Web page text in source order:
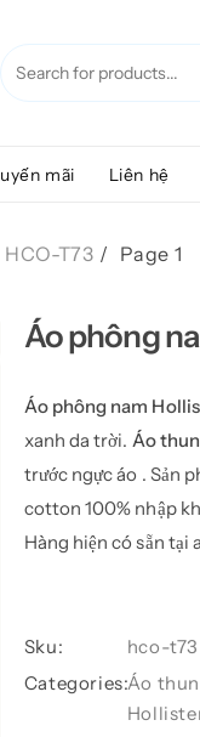
mãi Liên hệ
T73 Page 1
Áo phông
Áo phông nam
xanh da trời. Áo
trước ngực áo . Sản
cotton 100% nhập
Hàng hiện có sẵn tại
Sku:
hco-t73
Categories:Áo